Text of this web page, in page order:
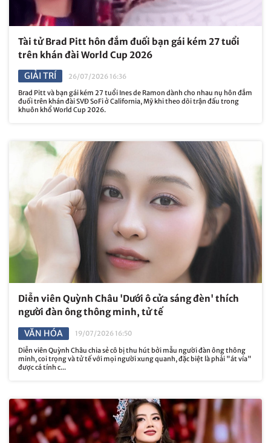
Tài tử Brad Pitt hôn đắm đuối bạn gái kém 27 tuổi
trên khán đài World Cup 2026
GIẢI TRÍ
26/07/2026 16:36
Brad Pitt và bạn gái kém 27 tuổi Ines de Ramon dành cho nhau nụ hôn đắm
đuối trên khán đài SVĐ SoFi ở California, Mỹ khi theo dõi trận đấu trong
khuôn khổ World Cup 2026.
Diễn viên Quỳnh Châu 'Dưới ô cửa sáng đèn' thích
người đàn ông thông minh, tử tế
VĂN HÓA
19/07/2026 16:50
Diễn viên Quỳnh Châu chia sẻ cô bị thu hút bởi mẫu người đàn ông thông
minh, coi trọng và tử tế với mọi người xung quanh, đặc biệt là phải "át vía"
được cá tính c...